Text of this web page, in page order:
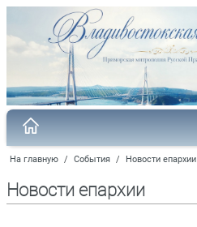
На главную / События / Новости епархии
Новости епархии